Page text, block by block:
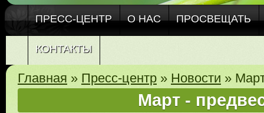
ПРЕСС-ЦЕНТР О НАС ПРОСВЕЩАТЬ
КОНТАКТЫ
Главная » Пресс-центр » Новости »
Март -